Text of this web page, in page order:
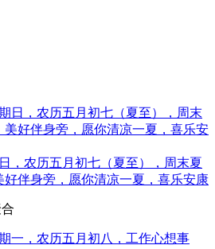
，农历五月初七（夏至），周末夏
好伴身旁，愿你清凉一夏，喜乐安康